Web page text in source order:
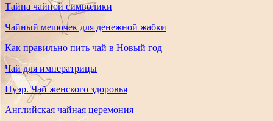
Тайна чайной символики
Чайный мешочек для денежной жабки
Как правильно пить чай в Новый год
Чай для императрицы
Пуэр. Чай женского здоровья
Английская чайная церемония